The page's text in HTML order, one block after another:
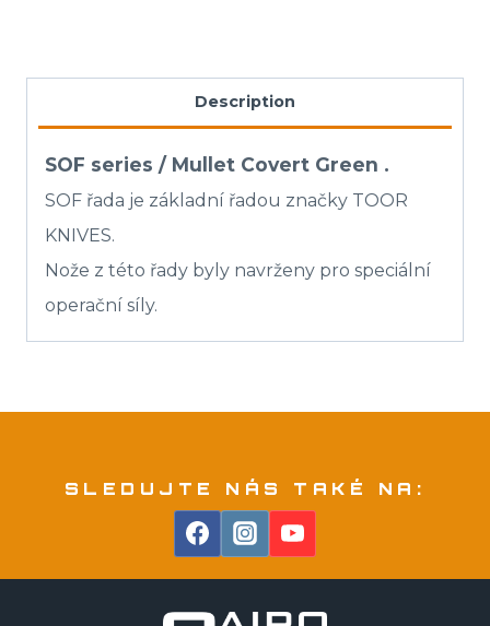
Description
SOF series / Mullet Covert Green .
SOF řada je základní řadou značky TOOR
KNIVES.
Nože z této řady byly navrženy pro speciální
operační síly.
SLEDUJTE NÁS TAKÉ NA: